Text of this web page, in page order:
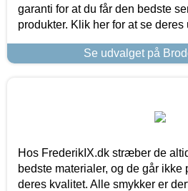
garanti for at du får den bedste
produkter. Klik her for at se deres
Se udvalget på
Hos FrederikIX.dk stræber de
bedste materialer, og de går ikke
deres kvalitet. Alle smykker er